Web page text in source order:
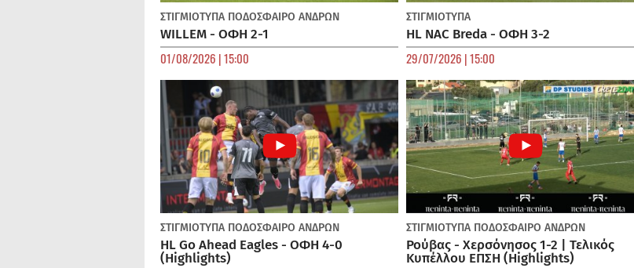
ΣΤΙΓΜΙΟΤΥΠΑ ΠΟΔΌΣΦΑΙΡΟ ΑΝΔΡΏΝ
WILLEM - ΟΦΗ 2-1
01/08/2026 | 15:00
ΣΤΙΓΜΙΟΤΥΠΑ
HL NAC Breda - ΟΦΗ 3-2
29/07/2026 | 15:00
ΣΤΙΓΜΙΟΤΥΠΑ ΠΟΔΌΣΦΑΙΡΟ ΑΝΔΡΏΝ
HL Go Ahead Eagles - ΟΦΗ 4-0
(Highlights)
ΣΤΙΓΜΙΟΤΥΠΑ ΠΟΔΌΣΦΑΙΡΟ ΑΝΔΡΏΝ
Ρούβας - Χερσόνησος 1-2 | Τελικός
Κυπέλλου ΕΠΣΗ (Highlights)